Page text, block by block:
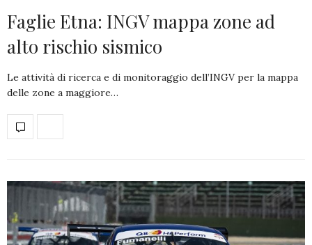
Faglie Etna: INGV mappa zone ad
alto rischio sismico
Le attività di ricerca e di monitoraggio dell’INGV per la mappa
delle zone a maggiore…